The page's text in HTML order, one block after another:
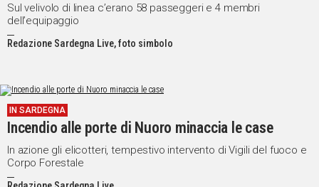
MEDIO
CAMPIDANO
POLITICA
IN
ITALIA
NEL
MONDO
SPORT
Sul velivolo di linea c’erano 58 passeggeri e 4 membri
dell’equipaggio
Redazione Sardegna Live, foto simbolo
IN SARDEGNA
Incendio alle porte di Nuoro minaccia le case
In azione gli elicotteri, tempestivo intervento di Vigili del fuoco e
Corpo Forestale